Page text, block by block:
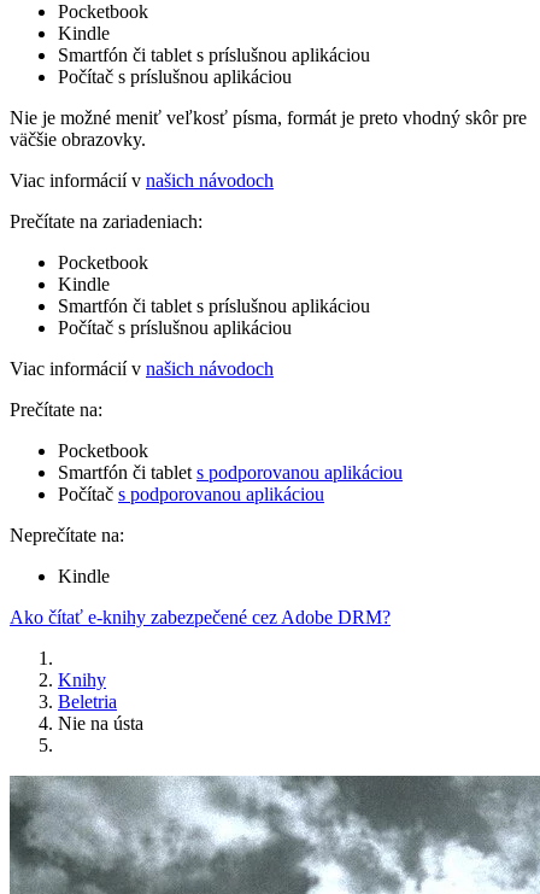
Pocketbook
Kindle
Smartfón či tablet s príslušnou aplikáciou
Počítač s príslušnou aplikáciou
Nie je možné meniť veľkosť písma, formát je preto vhodný skôr pre
väčšie obrazovky.
Viac informácií v našich návodoch
Prečítate na zariadeniach:
Pocketbook
Kindle
Smartfón či tablet s príslušnou aplikáciou
Počítač s príslušnou aplikáciou
Viac informácií v našich návodoch
Prečítate na:
Pocketbook
Smartfón či tablet s podporovanou aplikáciou
Počítač s podporovanou aplikáciou
Neprečítate na:
Kindle
Ako čítať e-knihy zabezpečené cez Adobe DRM?
Knihy
Beletria
Nie na ústa